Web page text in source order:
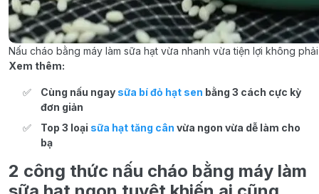
Nấu cháo bằng máy làm sữa hạt vừa nhanh vừa tiện lợi không
Xem thêm:
Cùng nấu ngay sữa bí đỏ hạt sen bằng 3 cách cực kỳ
đơn giản
Top 3 loại sữa hạt tăng cân vừa ngon vừa dễ làm cho
bạ
2 công thức nấu cháo bằng máy làm